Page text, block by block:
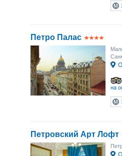
Петро Палас
на
Петровский Арт Лофт